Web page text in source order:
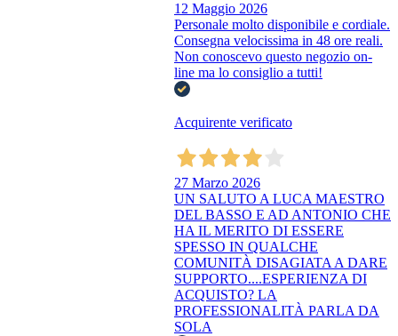
12 Maggio 2026
Personale molto disponibile e cordiale.
Consegna velocissima in 48 ore reali.
Non conoscevo questo negozio on-
line ma lo consiglio a tutti!
Acquirente verificato
27 Marzo 2026
UN SALUTO A LUCA MAESTRO
DEL BASSO E AD ANTONIO CHE
HA IL MERITO DI ESSERE
SPESSO IN QUALCHE
COMUNITÀ DISAGIATA A DARE
SUPPORTO....ESPERIENZA DI
ACQUISTO? LA
PROFESSIONALITÀ PARLA DA
SOLA